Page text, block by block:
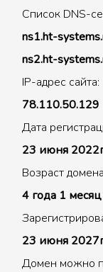
Список DNS-
ns1.ht-
ns2.ht-
IP-адрес сайта:
78.110.50.129
Дата
23 июня
Возраст
4 года 1
23 июня
Домен можно